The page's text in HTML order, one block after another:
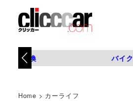
タイヤ交換 バイク
Home > カーライフ